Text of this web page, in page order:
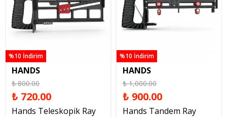
%10 İndirim
HANDS
₺ 800.00
₺ 720.00
Hands Teleskopik Ray
%10 İndirim
HANDS
₺ 1,000.00
₺ 900.00
Hands Tandem Ray